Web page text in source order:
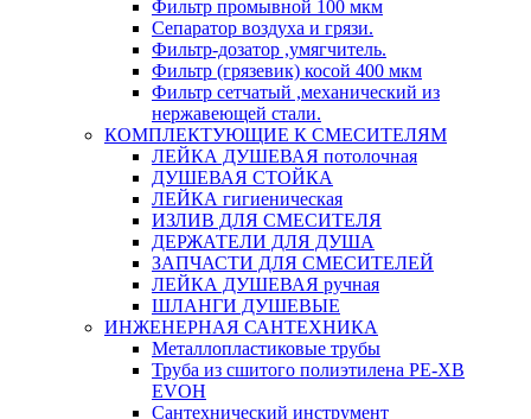
Фильтр промывной 100 мкм
Сепаратор воздуха и грязи.
Фильтр-дозатор ,умягчитель.
Фильтр (грязевик) косой 400 мкм
Фильтр сетчатый ,механический из
нержавеющей стали.
КОМПЛЕКТУЮЩИЕ К СМЕСИТЕЛЯМ
ЛЕЙКА ДУШЕВАЯ потолочная
ДУШЕВАЯ СТОЙКА
ЛЕЙКА гигиеническая
ИЗЛИВ ДЛЯ СМЕСИТЕЛЯ
ДЕРЖАТЕЛИ ДЛЯ ДУША
ЗАПЧАСТИ ДЛЯ СМЕСИТЕЛЕЙ
ЛЕЙКА ДУШЕВАЯ ручная
ШЛАНГИ ДУШЕВЫЕ
ИНЖЕНЕРНАЯ САНТЕХНИКА
Металлопластиковые трубы
Труба из сшитого полиэтилена PE-XB
EVOH
Сантехнический инструмент